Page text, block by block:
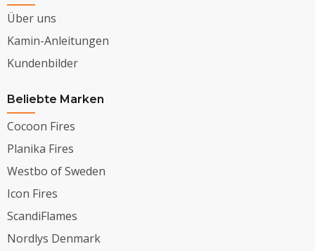
Über uns
Kamin-Anleitungen
Kundenbilder
Beliebte Marken
Cocoon Fires
Planika Fires
Westbo of Sweden
Icon Fires
ScandiFlames
Nordlys Denmark